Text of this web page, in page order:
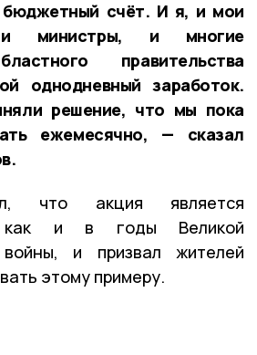
бюджетный счёт. И я, и мои
и министры, и многие
правительства
однодневный заработок.
решение, что мы пока
ежемесячно, — сказал
что акция является
как и в годы Великой
войны, и призвал жителей
этому примеру.